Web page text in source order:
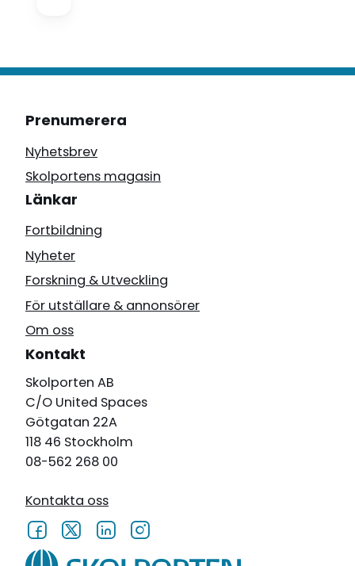
Prenumerera
Nyhetsbrev
Skolportens magasin
Länkar
Fortbildning
Nyheter
Forskning & Utveckling
För utställare & annonsörer
Om oss
Kontakt
Skolporten AB
C/O United Spaces
Götgatan 22A
118 46 Stockholm
08-562 268 00
Kontakta oss